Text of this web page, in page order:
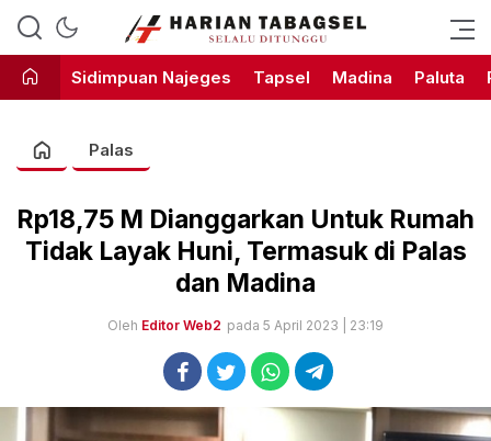
Harian Tabagsel
Harian Tabagsel Official Website
Sidimpuan Najeges
Tapsel Madina Paluta
Palas
Rp18,75 M Dianggarkan Untuk Rumah
Tidak Layak Huni, Termasuk di Palas
dan Madina
Oleh Editor Web2 pada 5 April 2023 | 23:19